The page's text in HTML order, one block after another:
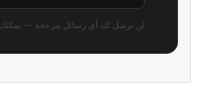
لن نرسل لك أي رسائل مزعجة — يمكنك